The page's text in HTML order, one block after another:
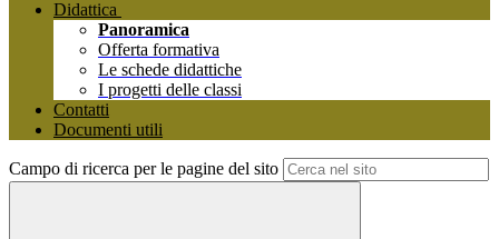
Didattica
Panoramica
Offerta formativa
Le schede didattiche
I progetti delle classi
Contatti
Documenti utili
Campo di ricerca per le pagine del sito